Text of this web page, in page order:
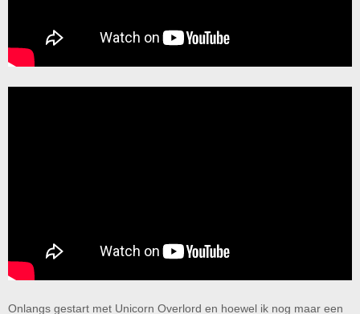
Onlangs gestart met Unicorn Overlord en hoewel ik nog maar een